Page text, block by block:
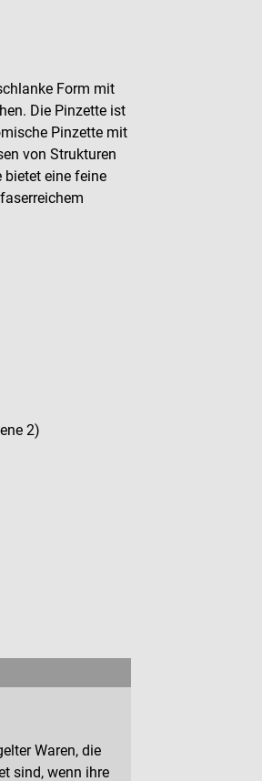
Form mit
Die Pinzette ist
Pinzette mit
von Strukturen
bietet eine feine
2)
Waren, die
sind, wenn ihre